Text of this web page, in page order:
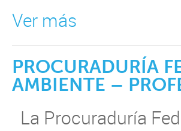
Ver más
PROCURADURÍA
AMBIENTE –
La Procuraduría